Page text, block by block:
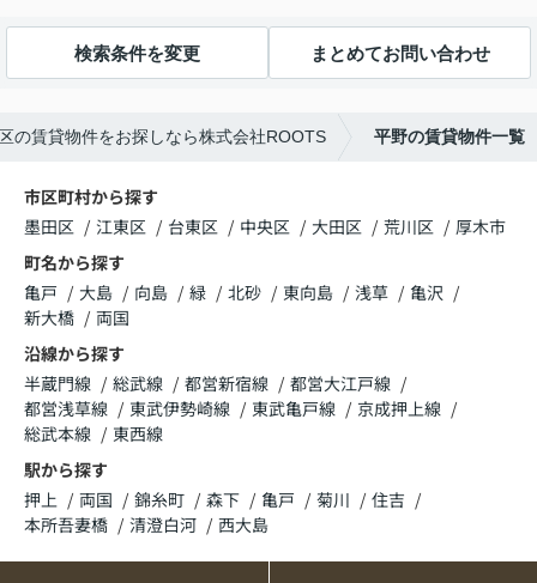
検索条件を変更 まとめてお問い合わせ
の賃貸物件をお探しなら株式会社ROOTS 平野の賃貸物件一覧
市区町村から探す
墨田区
江東区 台東区 中央区 大田区 荒川区
厚木市
町名から探す
亀戸
大島 向島 緑 北砂 東向島 浅草
亀沢
新大橋
両国
沿線から探す
半蔵門線
総武線 都営新宿線
都営大江戸線
都営浅草線
東武伊勢崎線 東武亀戸線
京成押上線
総武本線
東西線
駅から探す
押上
両国 錦糸町 森下 亀戸 菊川
住吉
本所吾妻橋
清澄白河 西大島